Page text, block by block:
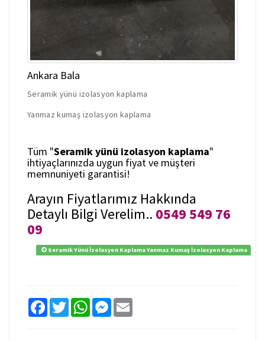
Ankara Bala
Seramik yünü izolasyon kaplama
Yanmaz kumaş izolasyon kaplama
Tüm "Seramik yünü izolasyon kaplama"
ihtiyaçlarınızda uygun fiyat ve müşteri
memnuniyeti garantisi!
Arayın Fiyatlarımız Hakkında
Detaylı Bilgi Verelim.. 0549 549 76
09
Seramik Yünü İzolasyon Kaplama Yanmaz Kumaş İzolasyon Kaplama
F
T
w
W
M